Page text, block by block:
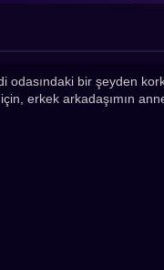
odasındaki bir şeyden
erkek arkadaşımın